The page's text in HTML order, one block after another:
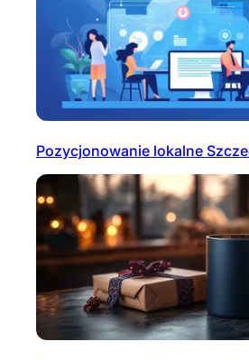
Pozycjonowanie lokalne